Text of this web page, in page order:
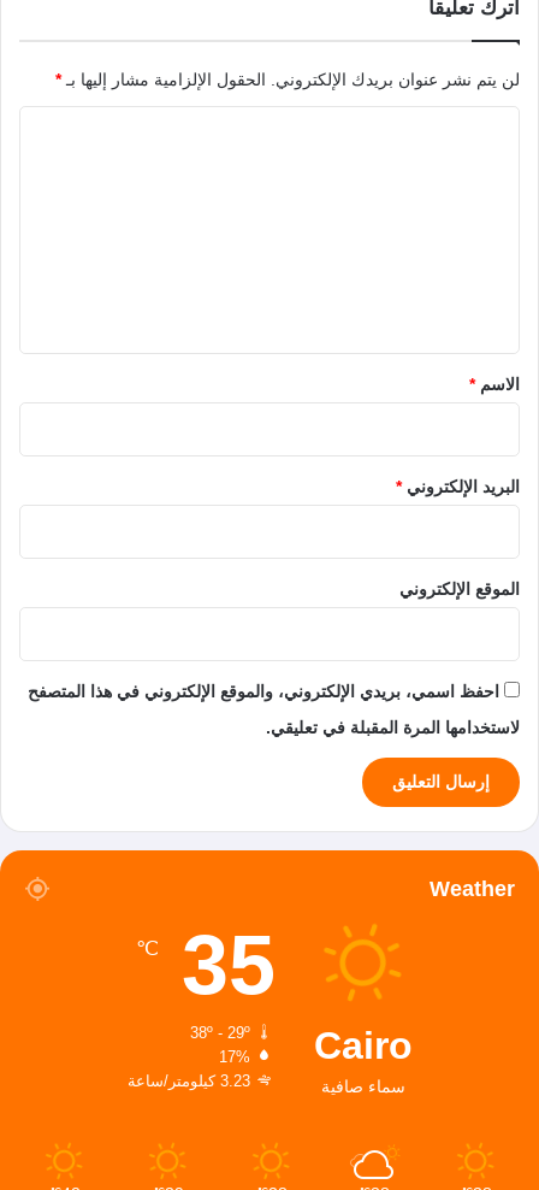
اترك تعليقاً
لن يتم نشر عنوان بريدك الإلكتروني. الحقول الإلزامية مشار إليها بـ*
*الاسم*
البريد الإلكتروني*
الموقع الإلكتروني
احفظ اسمي، بريدي الإلكتروني، والموقع الإلكتروني في هذا المتصفح
لاستخدامها المرة المقبلة في تعليقي.
Weather
Cairo
سماء صافية
35
℃
38º - 29º
17%
3.23 كيلومتر/ساعة